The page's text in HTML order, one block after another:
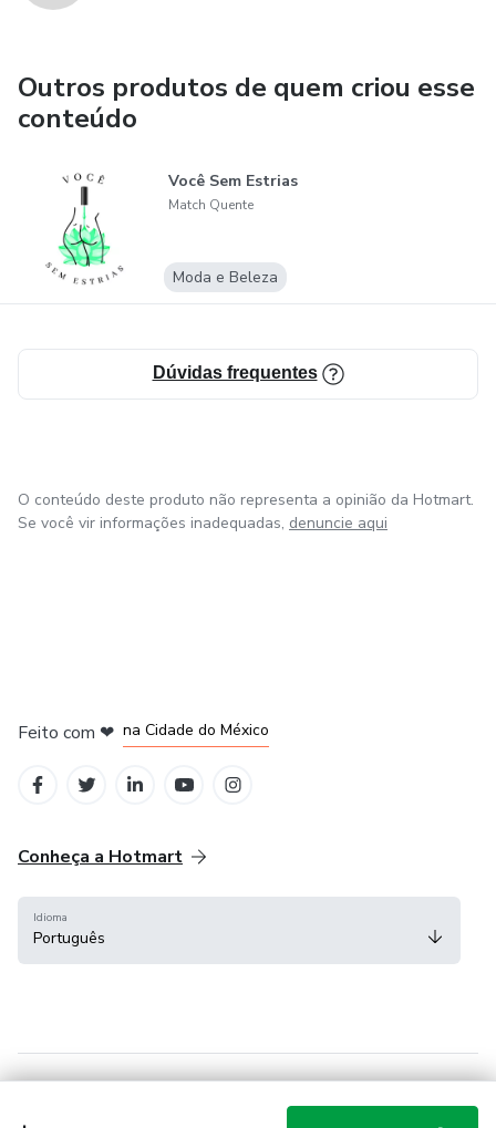
Outros produtos de quem criou esse
conteúdo
Você Sem Estrias
Match Quente
Moda e Beleza
Dúvidas frequentes
O conteúdo deste produto não representa a opinião da Hotmart.
Se você vir informações inadequadas, denuncie aqui
Feito com ❤ na Cidade do México
Conheça a Hotmart
Idioma
Português